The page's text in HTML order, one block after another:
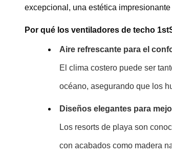
excepcional, una estética
Por qué los ventiladores de techo
Aire refrescante para el
El clima costero puede ser
océano, asegurando que los
Diseños elegantes para
Los resorts de playa son
con acabados como madera